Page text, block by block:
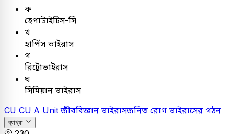
ক
হেপাটাইটিস-সি
খ
হার্পিস ভাইরাস
গ
রিট্রোভাইরাস
ঘ
সিমিয়ান ভাইরাস
CU CU A Unitজীববিজ্ঞান ভাইরাসজনিত রোগ ভাইরাসের গঠন
ব্যাখ্যা